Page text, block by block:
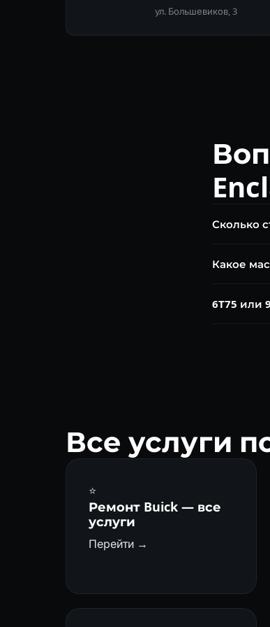
ул. Большевиков, 3
Сколько
6T75 от 30
Какое
6T75 или
Все услуги
⭐
Ремонт Buick — все
услуги
Перейти →